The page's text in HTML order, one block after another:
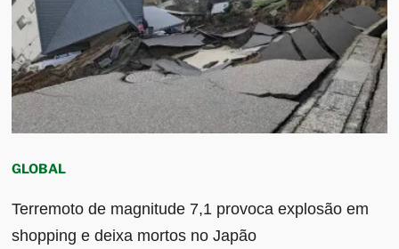
GLOBAL
Terremoto de magnitude 7,1 provoca explosão em
shopping e deixa mortos no Japão